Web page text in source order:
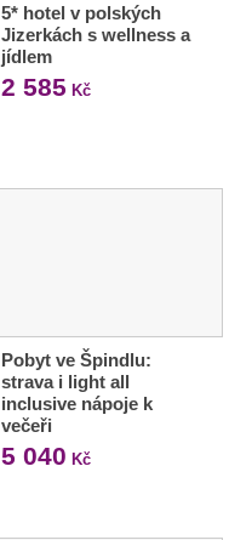
5* hotel v polských
Jizerkách s wellness a
jídlem
2 585 Kč
Pobyt ve Špindlu:
strava i light all
inclusive nápoje k
večeři
5 040 Kč